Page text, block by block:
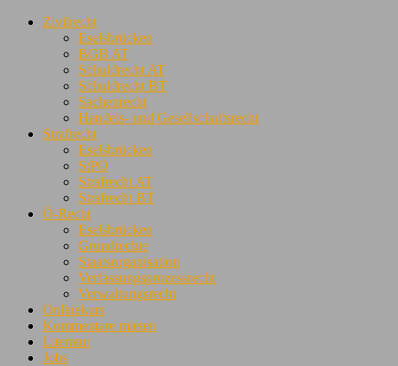
Zivilrecht
Eselsbrücken
BGB AT
Schuldrecht AT
Schuldrecht BT
Sachenrecht
Handels- und Gesellschaftsrecht
Strafrecht
Eselsbrücken
StPO
Strafrecht AT
Strafrecht BT
Ö-Recht
Eselsbrücken
Grundrechte
Staatsorganisation
Verfassungsprozessrecht
Verwaltungsrecht
Onlinekurs
Kommentare mieten
Literatur
Jobs